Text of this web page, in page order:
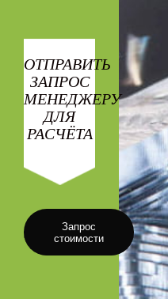
ОТПРАВИТЬ
ЗАПРОС
МЕНЕДЖЕРУ
ДЛЯ
РАСЧЁТА
Запрос
стоимости